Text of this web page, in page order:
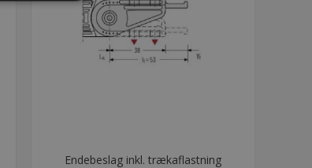
Endebeslag inkl. trækaflastning